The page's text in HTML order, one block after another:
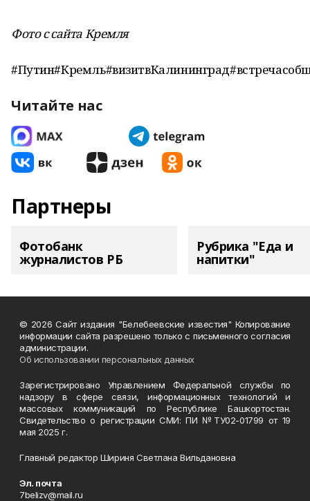
Фото с сайта Кремля
Читайте нас
Партнеры
Фотобанк
журналистов РБ
Рубрика "Еда и
напитки"
© 2026 Сайт издания "Белебеевские известия" Копирование
информации сайта разрешено только с письменного согласия
администрации.
Об использовании персональных данных
Зарегистрировано Управлением Федеральной службы по
надзору в сфере связи, информационных технологий и
массовых коммуникаций по Республике Башкортостан.
Свидетельство о регистрации СМИ: ПИ №ТУ02-01799 от 19
мая 2025 г.
Главный редактор Шириня Светлана Вильдановна
Эл. почта
7belizv@mail.ru